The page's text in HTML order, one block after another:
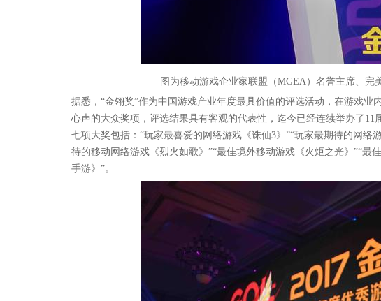
图为移动游戏企业家联盟（MGEA）名誉主席、完
据悉，“金翎奖”作为中国游戏产业年度最具价值的评选活动，在游戏
心声的大众奖项，评选结果具有客观的代表性，迄今已经连续举办了
七项大奖包括：“玩家最喜爱的网络游戏《诛仙3》”“玩家最期待的网络
待的移动网络游戏《烈火如歌》”“最佳境外移动游戏《火炬之光》”“
手游》”。